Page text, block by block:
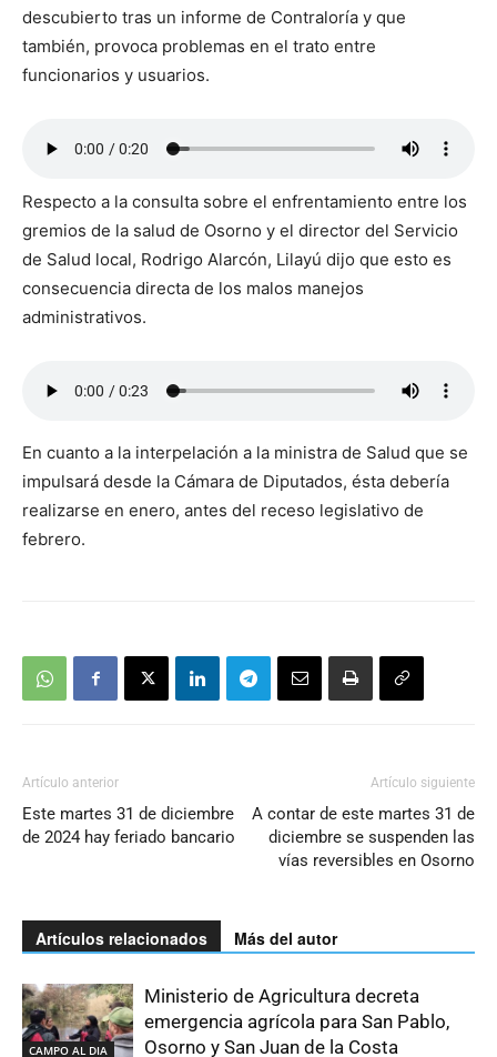
descubierto tras un informe de Contraloría y que
también, provoca problemas en el trato entre
funcionarios y usuarios.
Respecto a la consulta sobre el enfrentamiento entre los
gremios de la salud de Osorno y el director del Servicio
de Salud local, Rodrigo Alarcón, Lilayú dijo que esto es
consecuencia directa de los malos manejos
administrativos.
En cuanto a la interpelación a la ministra de Salud que se
impulsará desde la Cámara de Diputados, ésta debería
realizarse en enero, antes del receso legislativo de
febrero.
Artículo anterior
Este martes 31 de diciembre
de 2024 hay feriado bancario
Artículo siguiente
A contar de este martes 31 de
diciembre se suspenden las
vías reversibles en Osorno
Artículos relacionados Más del autor
CAMPO AL DIA
Ministerio de Agricultura decreta
emergencia agrícola para San Pablo,
Osorno y San Juan de la Costa